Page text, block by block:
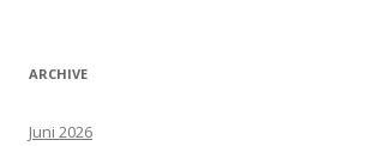
ARCHIVE
Juni 2026